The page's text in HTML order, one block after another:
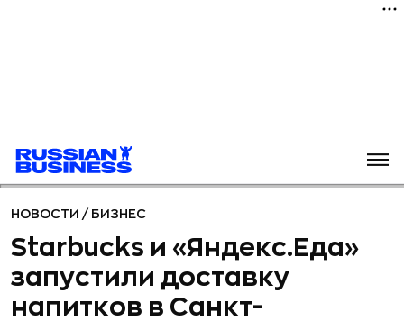
НОВОСТИ / БИЗНЕС
Starbucks и «Яндекс.Еда»
запустили доставку
напитков в Санкт-